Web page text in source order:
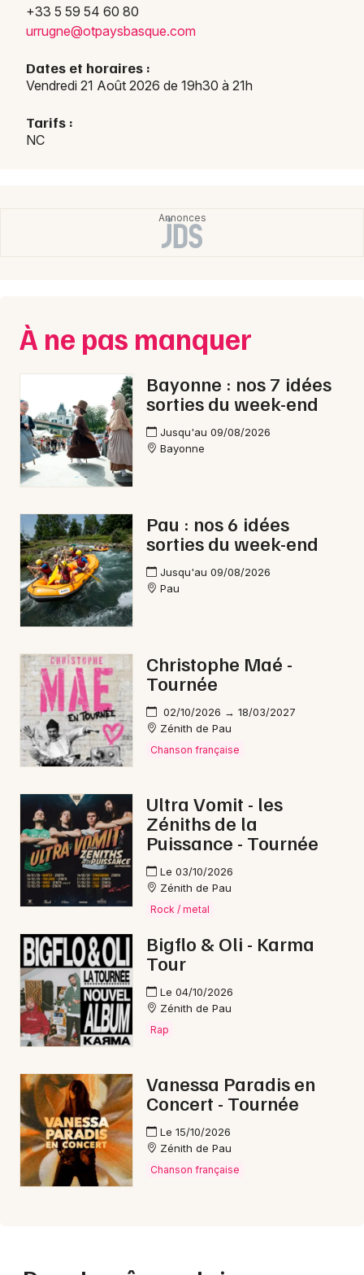
Actus à Hendaye
64 - Pyrénées-Atlantiques
Choisir mes départements
Je m'abonne
+33 5 59 54 60 80
urrugne@otpaysbasque.com
Dates et horaires :
Vendredi 21 Août 2026 de 19h30 à 21h
Tarifs :
NC
À ne pas manquer
Bayonne : nos 7 idées
sorties du week-end
Jusqu'au 09/08/2026
Bayonne
Pau : nos 6 idées
sorties du week-end
Jusqu'au 09/08/2026
Pau
Christophe Maé -
Tournée
02/10/2026 → 18/03/2027
Zénith de Pau
Chanson française
Ultra Vomit - les
Zéniths de la
Puissance - Tournée
Le 03/10/2026
Zénith de Pau
Rock / metal
Bigflo & Oli - Karma
Tour
Le 04/10/2026
Zénith de Pau
Rap
Vanessa Paradis en
Concert - Tournée
Le 15/10/2026
Zénith de Pau
Chanson française